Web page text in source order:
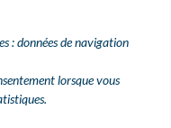
: données de navigation
lorsque vous